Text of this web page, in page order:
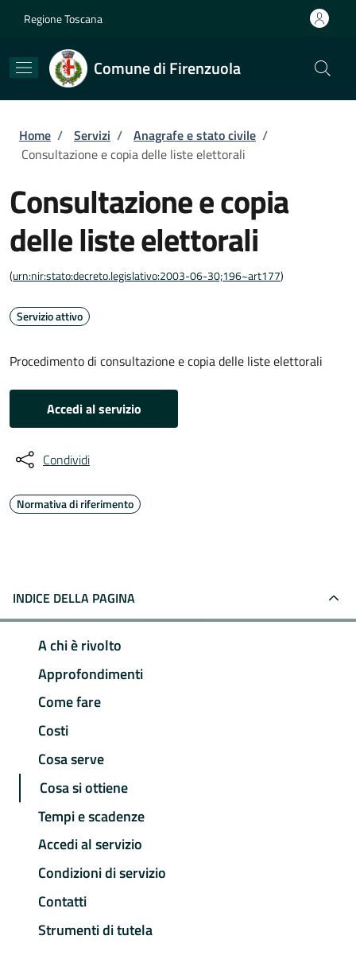
Regione Toscana
Comune di Firenzuola
Briciole di pane
Home / Servizi / Anagrafe e stato civile /
Consultazione e copia delle liste elettorali
Consultazione e copia
delle liste elettorali
(urn:nir:stato:decreto.legislativo:2003-06-30;196~art177)
Servizio attivo
Procedimento di consultazione e copia delle liste elettorali
Accedi al servizio
Condividi
Normativa di riferimento
INDICE DELLA PAGINA
A chi è rivolto
Approfondimenti
Come fare
Costi
Cosa serve
Cosa si ottiene
Tempi e scadenze
Accedi al servizio
Condizioni di servizio
Contatti
Strumenti di tutela